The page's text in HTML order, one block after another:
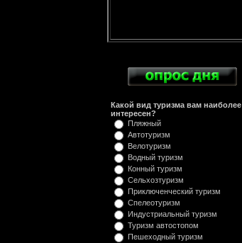
Какой вид туризма вам наиболее
интересен?
Пляжный
Автотуризм
Велотуризм
Водный туризм
Конный туризм
Сельхозтуризм
Приключенческий туризм
Спелеотуризм
Индустриальный туризм
Туризм автостопом
Пешеходный туризм